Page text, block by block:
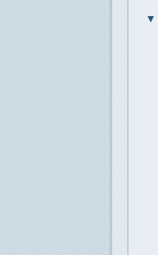
▼